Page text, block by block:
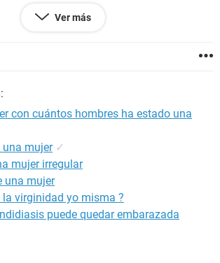
me las hice dos eres y salio todo negativo.
Ver más
con cuántos hombres ha estado una
una mujer ✓
mujer irregular
una mujer
virginidad yo misma ?
puede quedar embarazada